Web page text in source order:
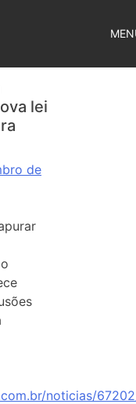
lei
de
noticias/